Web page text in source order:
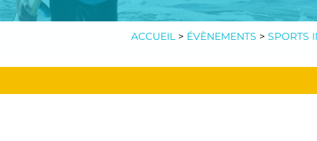
ACCUEIL> ÉVÈNEMENTS > SPORTS